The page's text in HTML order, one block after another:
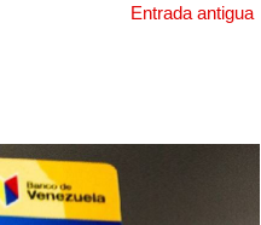
Entrada antigua